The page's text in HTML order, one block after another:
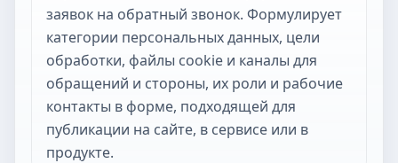
заявок на обратный звонок. Формулирует
категории персональных данных, цели
обработки, файлы cookie и каналы для
обращений и стороны, их роли и рабочие
контакты в форме, подходящей для
публикации на сайте, в сервисе или в
продукте.